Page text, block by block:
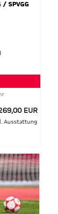
/ SPVGG
EUR
Ausstattung